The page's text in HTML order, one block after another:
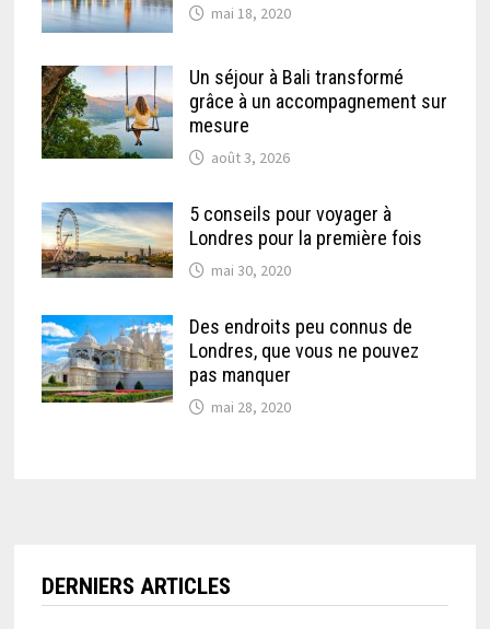
mai 18, 2020
Un séjour à Bali transformé
grâce à un accompagnement sur
mesure
août 3, 2026
5 conseils pour voyager à
Londres pour la première fois
mai 30, 2020
Des endroits peu connus de
Londres, que vous ne pouvez
pas manquer
mai 28, 2020
DERNIERS ARTICLES